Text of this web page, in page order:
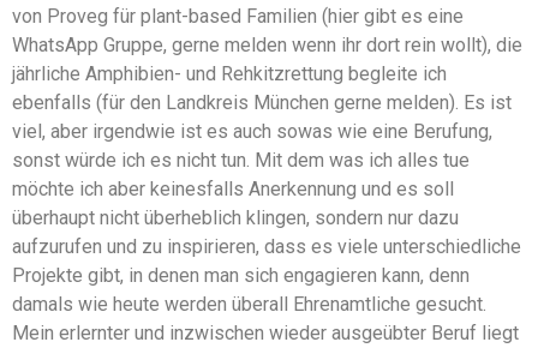
von Proveg für plant-based Familien (hier gibt es eine
WhatsApp Gruppe, gerne melden wenn ihr dort rein wollt), die
jährliche Amphibien- und Rehkitzrettung begleite ich
ebenfalls (für den Landkreis München gerne melden). Es ist
viel, aber irgendwie ist es auch sowas wie eine Berufung,
sonst würde ich es nicht tun. Mit dem was ich alles tue
möchte ich aber keinesfalls Anerkennung und es soll
überhaupt nicht überheblich klingen, sondern nur dazu
aufzurufen und zu inspirieren, dass es viele unterschiedliche
Projekte gibt, in denen man sich engagieren kann, denn
damals wie heute werden überall Ehrenamtliche gesucht.
Mein erlernter und inzwischen wieder ausgeübter Beruf liegt